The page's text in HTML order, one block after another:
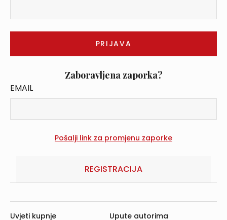
Zaboravljena zaporka?
EMAIL
REGISTRACIJA
Uvjeti kupnje Upute autorima